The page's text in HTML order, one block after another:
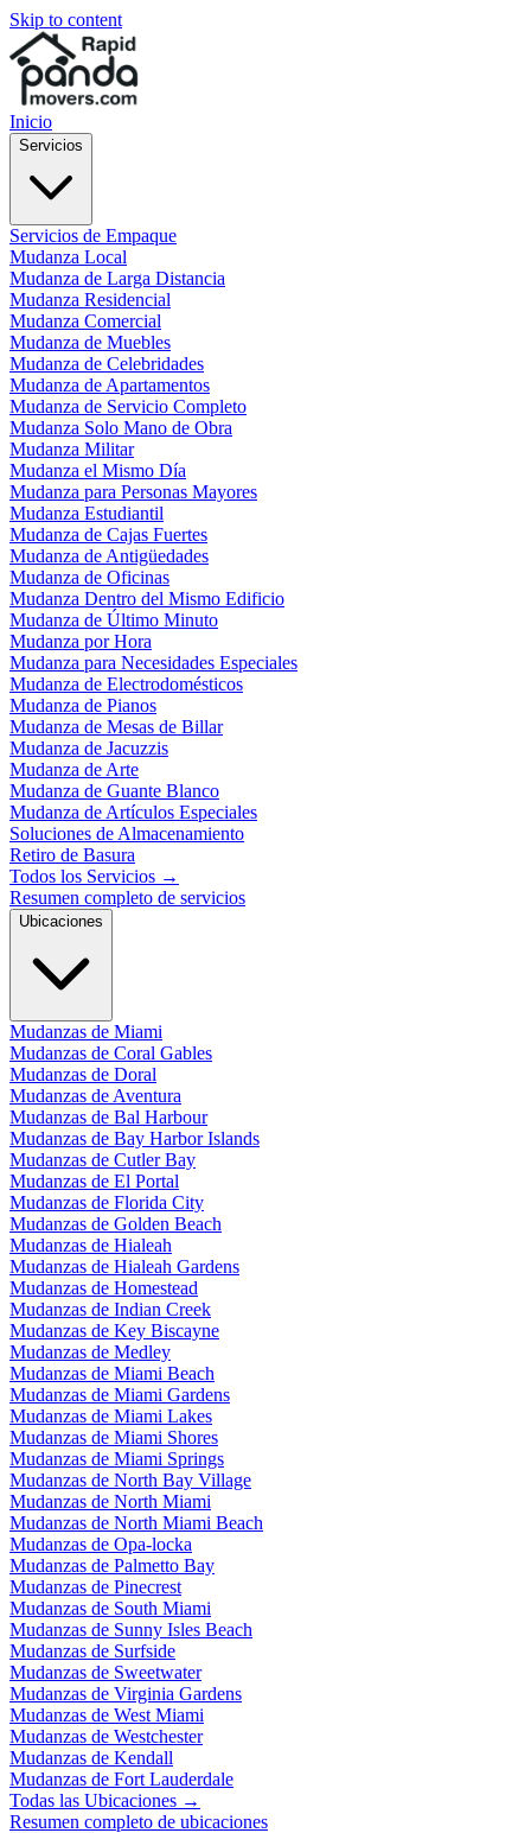
Skip to content
Inicio
Servicios
Servicios de Empaque
Mudanza Local
Mudanza de Larga Distancia
Mudanza Residencial
Mudanza Comercial
Mudanza de Muebles
Mudanza de Celebridades
Mudanza de Apartamentos
Mudanza de Servicio Completo
Mudanza Solo Mano de Obra
Mudanza Militar
Mudanza el Mismo Día
Mudanza para Personas Mayores
Mudanza Estudiantil
Mudanza de Cajas Fuertes
Mudanza de Antigüedades
Mudanza de Oficinas
Mudanza Dentro del Mismo Edificio
Mudanza de Último Minuto
Mudanza por Hora
Mudanza para Necesidades Especiales
Mudanza de Electrodomésticos
Mudanza de Pianos
Mudanza de Mesas de Billar
Mudanza de Jacuzzis
Mudanza de Arte
Mudanza de Guante Blanco
Mudanza de Artículos Especiales
Soluciones de Almacenamiento
Retiro de Basura
Todos los Servicios →
Resumen completo de servicios
Ubicaciones
Mudanzas de Miami
Mudanzas de Coral Gables
Mudanzas de Doral
Mudanzas de Aventura
Mudanzas de Bal Harbour
Mudanzas de Bay Harbor Islands
Mudanzas de Cutler Bay
Mudanzas de El Portal
Mudanzas de Florida City
Mudanzas de Golden Beach
Mudanzas de Hialeah
Mudanzas de Hialeah Gardens
Mudanzas de Homestead
Mudanzas de Indian Creek
Mudanzas de Key Biscayne
Mudanzas de Medley
Mudanzas de Miami Beach
Mudanzas de Miami Gardens
Mudanzas de Miami Lakes
Mudanzas de Miami Shores
Mudanzas de Miami Springs
Mudanzas de North Bay Village
Mudanzas de North Miami
Mudanzas de North Miami Beach
Mudanzas de Opa-locka
Mudanzas de Palmetto Bay
Mudanzas de Pinecrest
Mudanzas de South Miami
Mudanzas de Sunny Isles Beach
Mudanzas de Surfside
Mudanzas de Sweetwater
Mudanzas de Virginia Gardens
Mudanzas de West Miami
Mudanzas de Westchester
Mudanzas de Kendall
Mudanzas de Fort Lauderdale
Todas las Ubicaciones →
Resumen completo de ubicaciones